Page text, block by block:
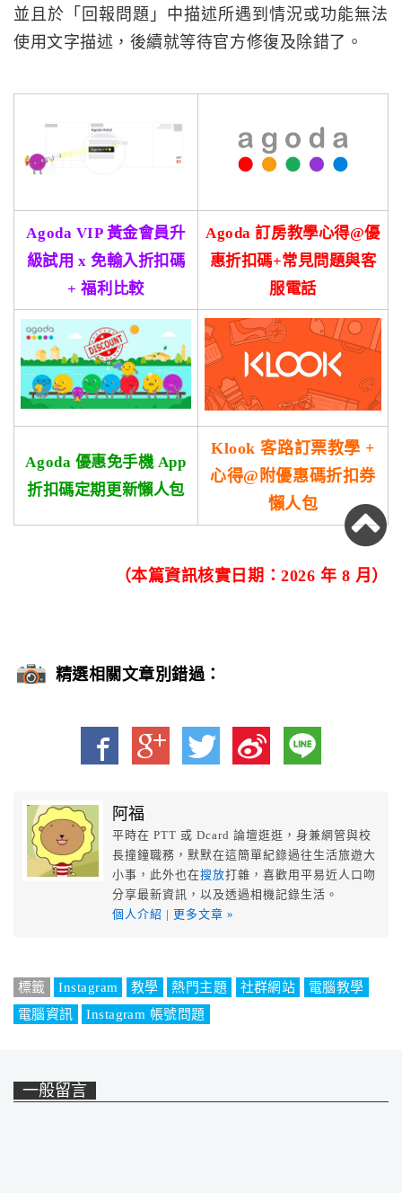
並且於「回報問題」中描述所遇到情況或功能無法
使用文字描述，後續就等待官方修復及除錯了。
Agoda VIP 黃金會員升
級試用 x 免輸入折扣碼
+ 福利比較
Agoda 訂房教學心得@優
惠折扣碼+常見問題與客
服電話
Agoda 優惠免手機 App
折扣碼定期更新懶人包
Klook 客路訂票教學 +
心得@附優惠碼折扣券
懶人包
（本篇資訊核實日期：2026 年 8 月）
精選相關文章別錯過：
阿福
平時在 PTT 或 Dcard 論壇逛逛，身兼網管與校
長撞鐘職務，默默在這簡單紀錄過往生活旅遊大
小事，此外也在搜放打雜，喜歡用平易近人口吻
分享最新資訊，以及透過相機記錄生活。
個人介紹 | 更多文章 »
標籤 Instagram 教學 熱門主題 社群網站
電腦教學
電腦資訊
Instagram 帳號問題
一般留言